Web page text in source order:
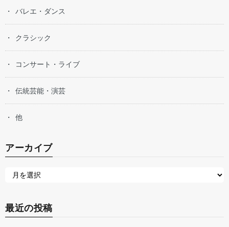
バレエ・ダンス
クラシック
コンサート・ライブ
伝統芸能・演芸
他
アーカイブ
最近の投稿